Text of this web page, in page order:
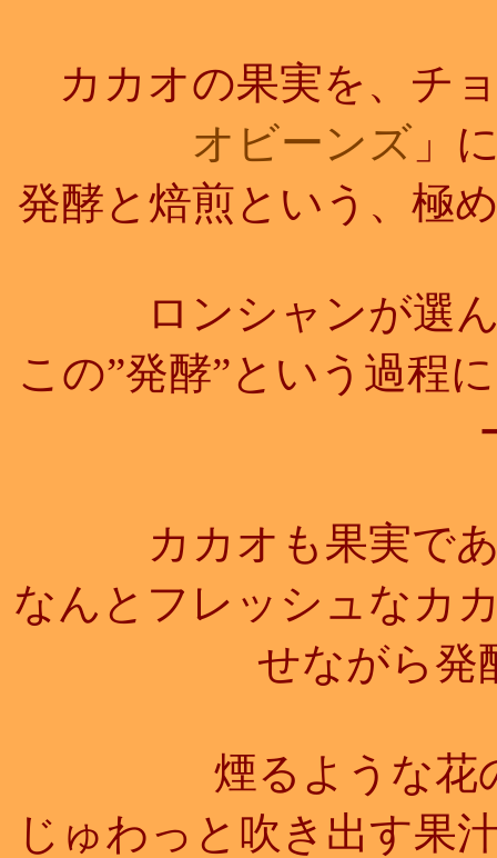
カカオの果実を、チ
オビーンズ」
発酵と焙煎という、極
ロンシャンが選
この”発酵”という過程
カカオも果実で
なんとフレッシュなカ
せながら発
煙るような花
じゅわっと吹き出す果